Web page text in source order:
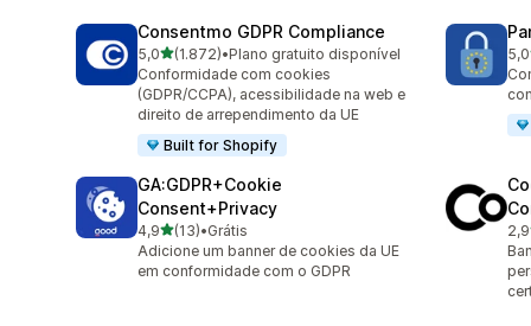
Consentmo GDPR Compliance
5,0de 5 estrelas
(1.872)
1872 avaliações ao todo
•Plano gratuito disponível
Conformidade com cookies
(GDPR/CCPA), acessibilidade na web e
direito de arrependimento da UE
Built for Shopify
5,0
GA:GDPR+Cookie
Consent+Privacy
4,9de 5 estrelas
(13)
13 avaliações ao todo
•Grátis
Adicione um banner de cookies da UE
em conformidade com o GDPR
2,9
4